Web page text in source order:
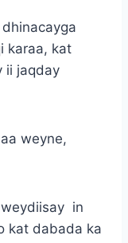
karaa, kat
ii jaqday
weyne,
weydiisay in
kat dabada ka